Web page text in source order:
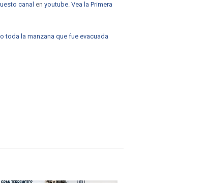
canal enyoutube.Vea la Primera
toda la manzana que fue evacuada